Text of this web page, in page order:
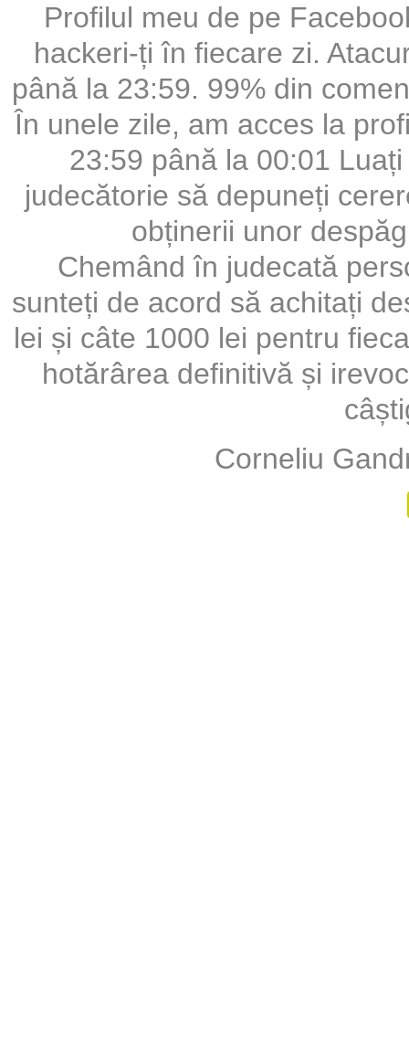
Profilul meu de pe
hackeri-ți în fiecare zi.
până la 23:59. 99% din
În unele zile, am acces la
23:59 până la 00:01
judecătorie să depuneți
obținerii unor
Chemând în judecată
sunteți de acord să achitați
lei și câte 1000 lei pentru
hotărârea definitivă și
Corneliu